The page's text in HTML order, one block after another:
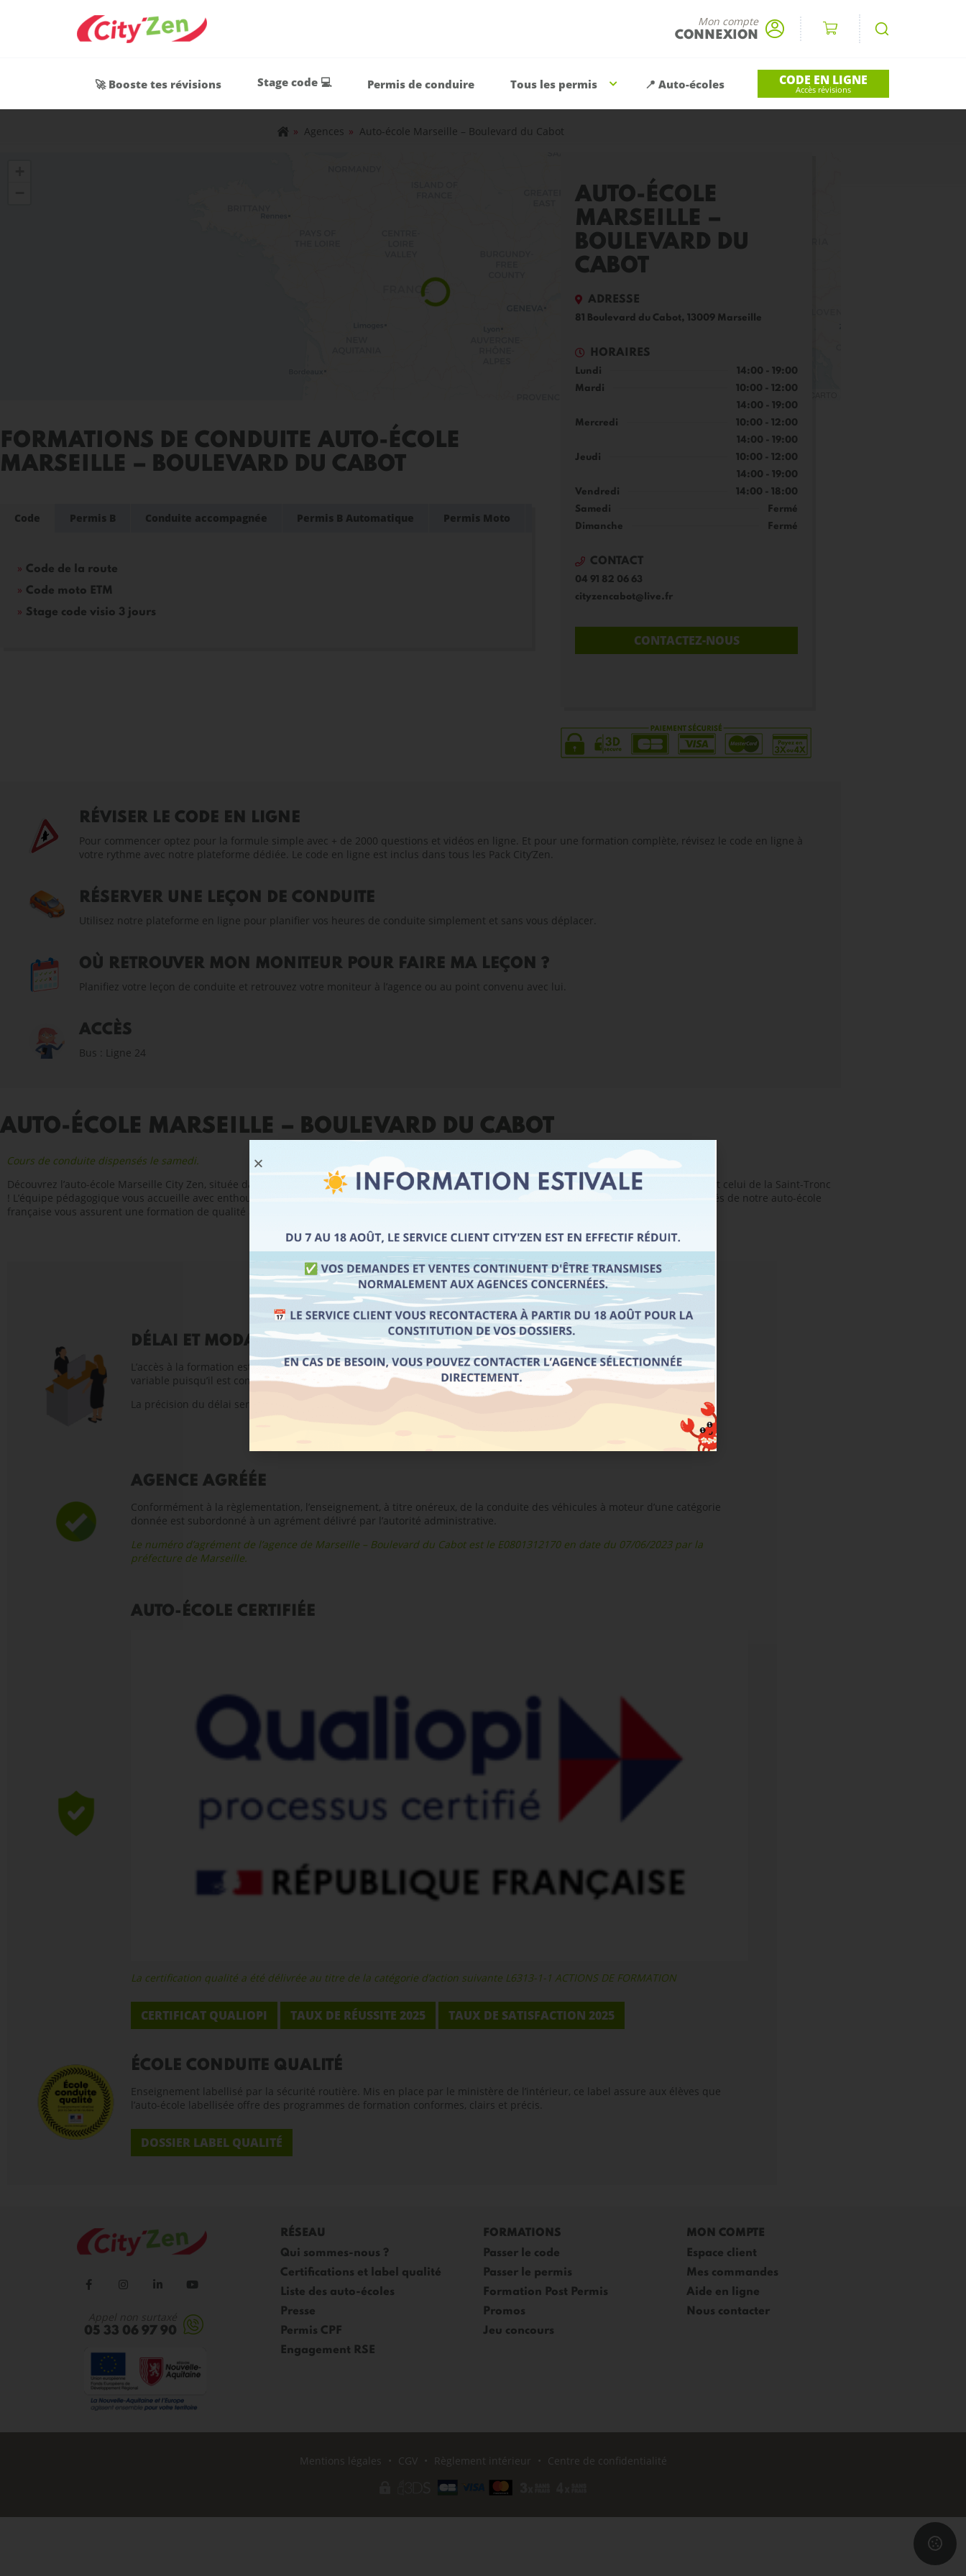
Mon compte
CONNEXION
🚀 Booste tes révisions Stage code 💻 Permis de conduire Tous les permis 📍 Auto-écoles CODE EN LIGNE
Accès révisions
» Agences » Auto-école Marseille – Boulevard du Cabot
| © OpenStreetMap
FORMATIONS DE CONDUITE AUTO-ÉCOLE
MARSEILLE – BOULEVARD DU CABOT
Code Permis B Conduite accompagnée Permis B Automatique Permis Moto
Code de la route
Code moto ETM
Stage code visio 3 jours
AUTO-ÉCOLE
MARSEILLE –
BOULEVARD DU
CABOT
ADRESSE
81 Boulevard du Cabot, 13009 Marseille
HORAIRES
Lundi
14:00 - 19:00
Mardi
10:00 - 12:00
14:00 - 19:00
Mercredi
10:00 - 12:00
14:00 - 19:00
Jeudi
10:00 - 12:00
14:00 - 19:00
Vendredi
14:00 - 18:00
Samedi
Fermé
Dimanche
Fermé
CONTACT
04 91 82 06 63
cityzencabot@live.fr
CONTACTEZ-NOUS
RÉVISER LE CODE EN LIGNE
Pour commencer optez pour la formule simple avec + de 2000 questions et vidéos en ligne. Et pour une formation complète, révisez le code en ligne à
votre rythme avec notre plateforme dédiée. Le code en ligne est inclus dans tous les Pack City’Zen.
RÉSERVER UNE LEÇON DE CONDUITE
Utilisez notre plateforme en ligne pour planifier vos heures de conduite simplement et sans vous déplacer.
OÙ RETROUVER MON MONITEUR POUR FAIRE MA LEÇON ?
Planifiez votre leçon de conduite et retrouvez votre moniteur à l’agence ou au point convenu avec lui.
ACCÈS
Bus : Ligne 24
AUTO-ÉCOLE MARSEILLE – BOULEVARD DU CABOT
Cours de conduite dispensés le samedi.
Découvrez l’auto-école Marseille City Zen, située dans le 9e arrondissement entre les quartiers de la Panouse, la Mazargues, la Sainte-Marguerite et celui de la Saint-Tronc
! L’équipe pédagogique vous accueille avec enthousiasme pour vous former au permis de conduire et au code de la route. Les enseignants diplômés de notre auto-école
française vous assurent une formation de qualité afin de réussir d’obteniir votre permis B.
DÉLAI ET MODALITÉS D'ACCÈS
L’accès à la formation est soumis à une confirmation d’inscription avant le démarrage de la formation. Le délai peut être
variable puisqu’il est conditionné à la typologie de formation, aux modalités de financements et disponibilités restantes.
La précision du délai sera communiquée par l’agence lors de l’inscription définie dans ce
AGENCE AGRÉÉE
Conformément à la règlementation, l’enseignement, à titre onéreux, de la conduite des véhicules à moteur d’une catégorie
donnée est subordonné à un agrément délivré par l’autorité administrative.
Le numéro d’agrément de l’agence de Marseille – Boulevard du Cabot est le E0801312170 en date du 07/06/2023 par la
préfecture de Marseille.
AUTO-ÉCOLE CERTIFIÉE
La certification qualité a été délivrée au titre de la catégorie d’action suivante L6313-1-1 ACTIONS DE FORMATION
CERTIFICAT QUALIOPI TAUX DE RÉUSSITE 2025 TAUX DE SATISFACTION 2025
ÉCOLE CONDUITE QUALITÉ
Enseignement labellisé par la sécurité routière. Mis en place par le ministère de l’intérieur, ce label assure aux élèves que
l’auto-école labellisée offre des programmes de formation conformes, clairs et précis.
DOSSIER LABEL QUALITÉ
Appel non surtaxé
05 33 06 97 90
RÉSEAU
Qui sommes-nous ?
Certifications et label qualité
Liste des auto-écoles
Presse
Permis CPF
Engagement RSE
FORMATIONS
Passer le code
Passer le permis
Formation Post Permis
Promos
Jeu concours
MON COMPTE
Espace client
Mes commandes
Aide en ligne
Nous contacter
Mentions légales CGV Règlement intérieur Centre de confidentialité